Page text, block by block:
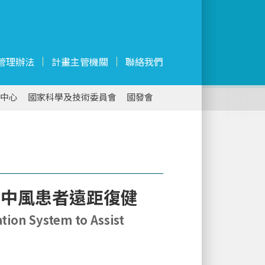
理辦法 計畫主管機關 聯絡我們
心 國家科學及技術委員會 國發會
風患者遠距復健
System to Assist